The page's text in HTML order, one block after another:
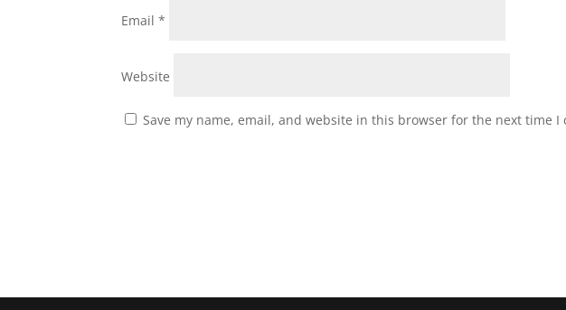
Email*
Website
Save my name, email, and website in this browser for the next time I